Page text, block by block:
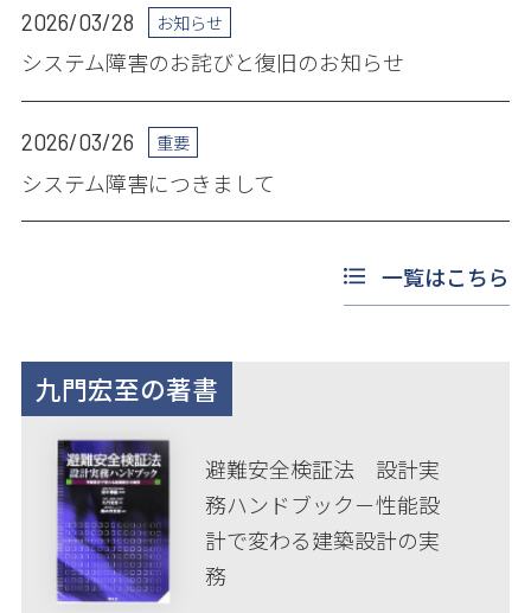
2026/03/28 お知らせ
システム障害のお詫びと復旧のお知らせ
2026/03/26 重要
システム障害につきまして
一覧はこちら
九門宏至の著書
避難安全検証法 設計実
務ハンドブック－性能設
計で変わる建築設計の実
務